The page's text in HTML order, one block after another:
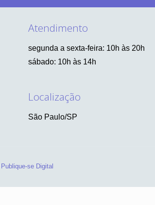
Atendimento
segunda a sexta-feira: 10h às 20h
sábado: 10h às 14h
Localização
São Paulo/SP
Publique-se Digital